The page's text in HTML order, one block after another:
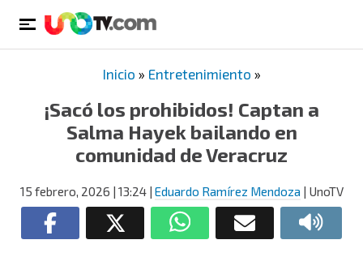
Inicio » Entretenimiento »
¡Sacó los prohibidos! Captan a
Salma Hayek bailando en
comunidad de Veracruz
15 febrero, 2026 | 13:24| Eduardo Ramírez Mendoza | UnoTV